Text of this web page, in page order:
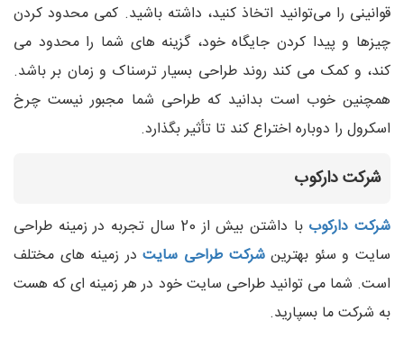
قوانینی را می‌توانید اتخاذ کنید، داشته باشید. کمی محدود کردن
چیزها و پیدا کردن جایگاه خود، گزینه های شما را محدود می
کند، و کمک می کند روند طراحی بسیار ترسناک و زمان بر باشد.
همچنین خوب است بدانید که طراحی شما مجبور نیست چرخ
اسکرول را دوباره اختراع کند تا تأثیر بگذارد.
شرکت دارکوب
شرکت دارکوب
با داشتن بیش از 20 سال تجربه در زمینه طراحی
سایت و سئو بهترینشرکت طراحی سایتدر زمینه های مختلف
است. شما می توانید طراحی سایت خود در هر زمینه ای که هست
به شرکت ما بسپارید.